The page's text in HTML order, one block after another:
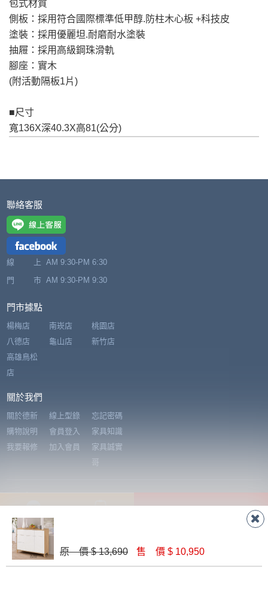
包式材質
側板：採用符合國際標準低甲醇.防柱木心板 +科技皮
塗裝：採用優麗坦.耐磨耐水塗裝
抽屜：採用高級鋼珠滑軌
腳座：實木
(附活動隔板1片)
■尺寸
寬136X深40.3X高81(公分)
苗栗
運費
$ 9,000以下：
NT$500元
卓蘭鎮、三灣、通
到貨時間：指定送貨日當天以電話聯絡確認
暫無配送地區
雄、屏東、宜蘭、 花蓮、台東、金門、馬祖、澎湖地區
（可於LINE線上詢問 →
加收說明
其它注意事項
本司貨車運送如因路況不佳、天候惡劣、過於偏遠之
山區內等，或收貨地點搬運過於困難等因素，導致無
需以吊車或其他的吊掛方式吊運，費用將由買方自行
支付。
因大型傢俱有組裝、配送的問題，並非一般快速到貨
商品，無法指定特定時間送達，司機當天到貨前皆會
至百貨公司內部。
發票寄送：
若您選擇三聯式或索取兩聯式發票，發票將於商品
完成出貨15個工作天另行寄出，另外約加上2~7個
退換貨說明：
皆由本站負責，所有退回及換貨之商品必須
包裝、廠商紙及所有附隨文件或資料之完整
性)，若未依照上述方式處理，恕無法接受退
貨。
由於透過電腦螢幕選購商品，可能會因個人
退換貨，
需自付來回運費及人資成本
訂購前詳加確認。(包含商品尺寸是否合適)。
內通知客服人員(Line@ ID：
須保持商品全新狀態與完整包裝。鑑賞期間
本公司部份商品無維修服務，超過7日鑑賞
期，商品使用年限，因客人使用習慣、居家
環境不同。若屬人為因素導致商品損壞、零
件短缺，則維修、搬運費用，需由消費者自
加入好友
原 價 $ 13,690 售 價 $ 10,950
聯絡客服
線 上 AM 9:30-PM 6:30
門 市 AM 9:30-PM 9:30
門市據點
楊梅店
八德店
南崁店
龜山店
桃園店
新竹店
高雄鳥松
店
關於我們
關於德新
購物說明
我要報修
線上型錄
會員登入
加入會員
忘記密碼
家具知識
家具誠實
哥
訂閱電子報，可及時獲得各項最新資訊，也可透過我們的網站隨時取消訂
閱
E-mail Address